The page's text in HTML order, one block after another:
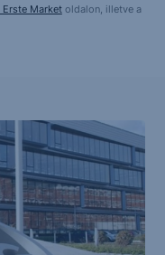
Marketoldalon, illetve a